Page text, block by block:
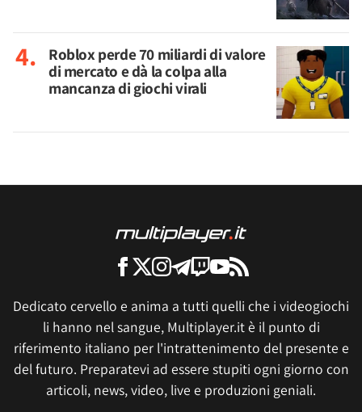
Roblox perde 70 miliardi di valore
di mercato e dà la colpa alla
mancanza di giochi virali
Dedicato cervello e anima a tutti quelli che i videogiochi
li hanno nel sangue, Multiplayer.it è il punto di
riferimento italiano per l'intrattenimento del presente e
del futuro. Preparatevi ad essere stupiti ogni giorno con
articoli, news, video, live e produzioni geniali.